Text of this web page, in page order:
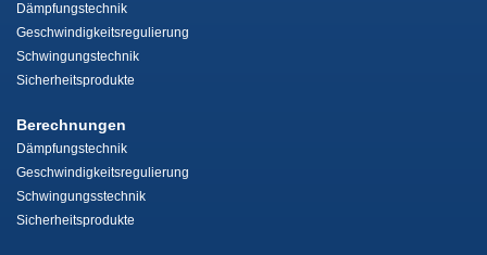
Dämpfungstechnik
Geschwindigkeitsregulierung
Schwingungstechnik
Sicherheitsprodukte
Berechnungen
Dämpfungstechnik
Geschwindigkeitsregulierung
Schwingungsstechnik
Sicherheitsprodukte